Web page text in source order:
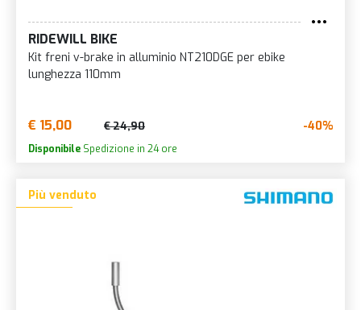
RIDEWILL BIKE
Kit freni v-brake in alluminio NT210DGE per ebike
lunghezza 110mm
€ 15,00 € 24,90 -40%
Disponibile Spedizione in 24 ore
Più venduto